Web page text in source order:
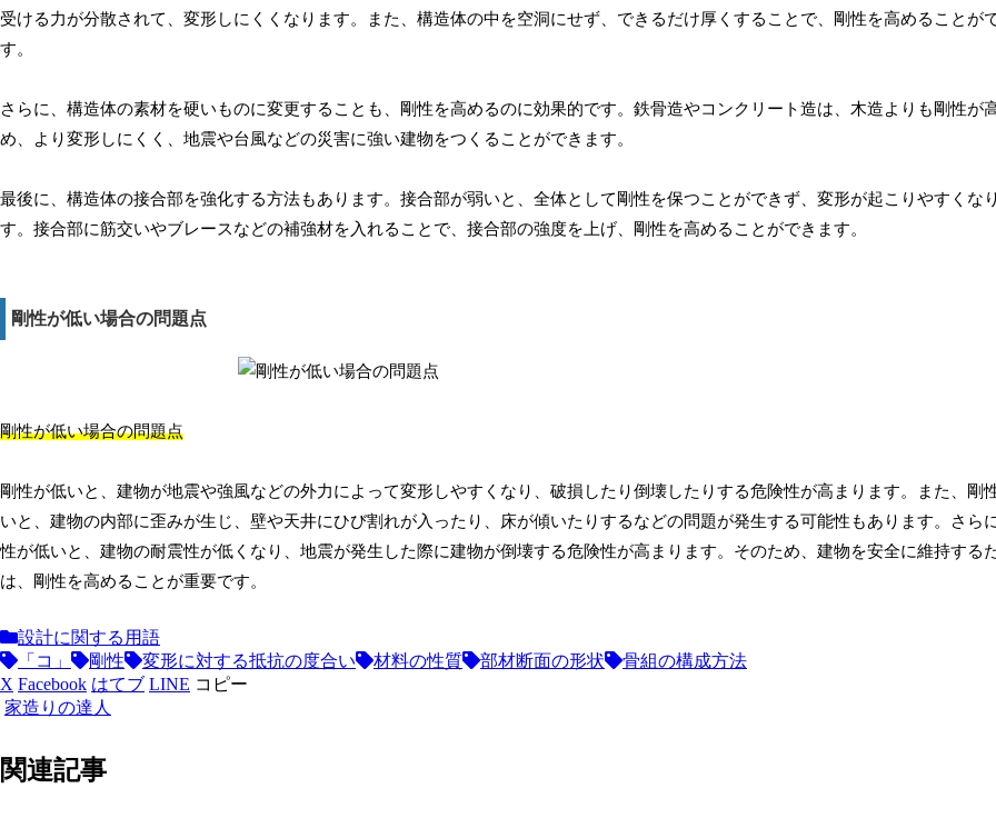
受ける力が分散されて、変形しにくくなります。また、構造体の中を空洞にせず、できるだけ厚くすることで、剛性を高めることが
す。
さらに、構造体の素材を硬いものに変更することも、剛性を高めるのに効果的です。鉄骨造やコンクリート造は、木造よりも剛性が
め、より変形しにくく、地震や台風などの災害に強い建物をつくることができます。
最後に、構造体の接合部を強化する方法もあります。接合部が弱いと、全体として剛性を保つことができず、変形が起こりやすくな
す。接合部に筋交いやブレースなどの補強材を入れることで、接合部の強度を上げ、剛性を高めることができます。
剛性が低い場合の問題点
剛性が低い場合の問題点
剛性が低いと、建物が地震や強風などの外力によって変形しやすくなり、破損したり倒壊したりする危険性が高まります。また、剛
いと、建物の内部に歪みが生じ、壁や天井にひび割れが入ったり、床が傾いたりするなどの問題が発生する可能性もあります。さら
性が低いと、建物の耐震性が低くなり、地震が発生した際に建物が倒壊する危険性が高まります。そのため、建物を安全に維持する
は、剛性を高めることが重要です。
設計に関する用語
「コ」
剛性 変形に対する抵抗の度合い 材料の性質 部材断面の形状
骨組の構成方法
X Facebook はてブ LINE コピー
家造りの達人
関連記事